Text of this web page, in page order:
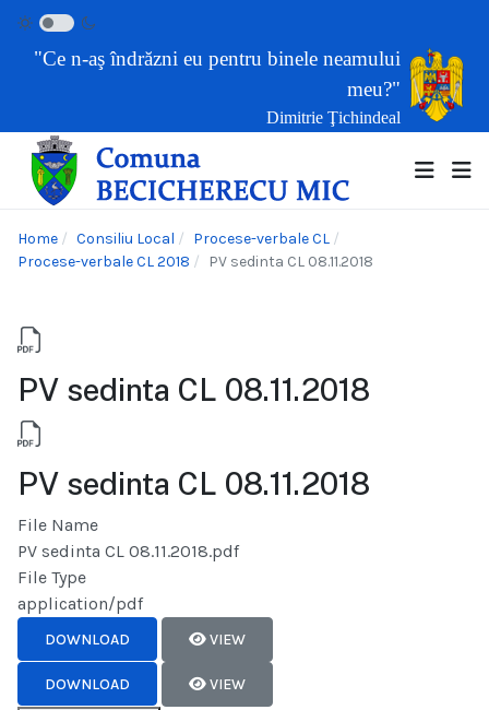
"Ce n-aş îndrăzni eu pentru binele neamului
meu?"
Dimitrie Ţichindeal
Home Consiliu Local
Procese-verbale CL
Procese-verbale CL 2018
PV sedinta CL 08.11.2018
PV sedinta CL 08.11.2018
PV sedinta CL 08.11.2018
File Name
PV sedinta CL 08.11.2018.pdf
File Type
application/pdf
DOWNLOAD VIEW
DOWNLOAD VIEW